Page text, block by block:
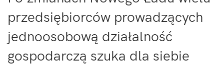
przedsiębiorców prowadzących
jednoosobową działalność
gospodarczą szuka dla siebie